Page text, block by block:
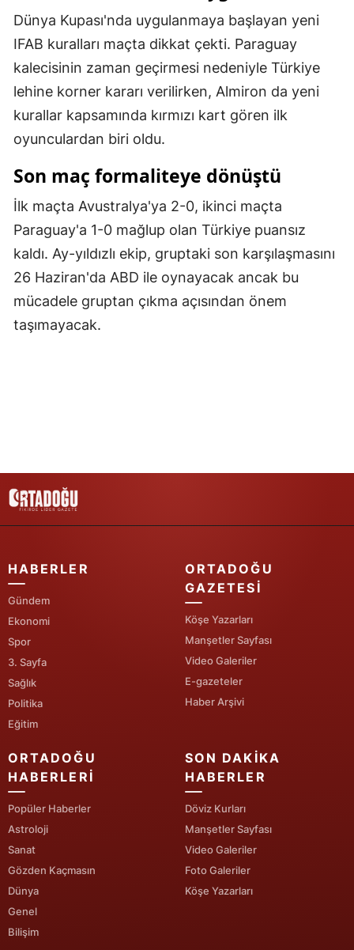
Muğla
Muş
Ordu
Rize
Sakarya
Siirt
Şanlıurfa
Yozgat
Zonguldak
Aksaray
Karaman
Kırıkkale
Şırnak
Bartın
Dünya Kupası'nda uygulanmaya başlayan yeni
IFAB kuralları maçta dikkat çekti. Paraguay
kalecisinin zaman geçirmesi nedeniyle Türkiye
lehine korner kararı verilirken, Almiron da yeni
kurallar kapsamında kırmızı kart gören ilk
oyunculardan biri oldu.
Son maç formaliteye dönüştü
İlk maçta Avustralya'ya 2-0, ikinci maçta
Paraguay'a 1-0 mağlup olan Türkiye puansız
kaldı. Ay-yıldızlı ekip, gruptaki son karşılaşmasını
26 Haziran'da ABD ile oynayacak ancak bu
mücadele gruptan çıkma açısından önem
taşımayacak.
HABERLER
Gündem
Ekonomi
Spor
3. Sayfa
Sağlık
Politika
Eğitim
ORTADOĞU
GAZETESI
Köşe Yazarları
Manşetler Sayfası
Video Galeriler
E-gazeteler
Haber Arşivi
ORTADOĞU
HABERLERI
Popüler Haberler
Astroloji
Sanat
Gözden Kaçmasın
Dünya
Genel
Bilişim
SON DAKIKA
HABERLER
Döviz Kurları
Manşetler Sayfası
Video Galeriler
Foto Galeriler
Köşe Yazarları